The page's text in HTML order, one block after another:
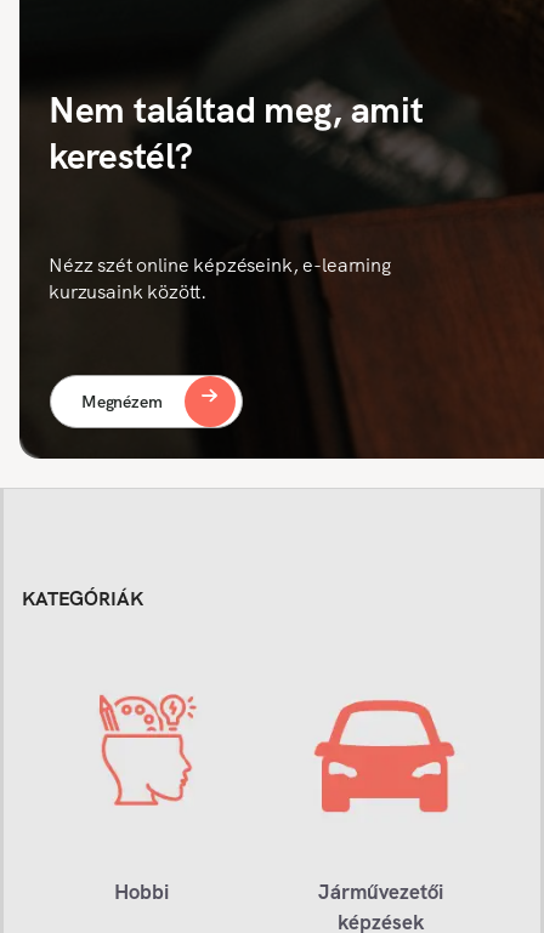
Nem találtad meg, amit
kerestél?
Nézz szét online képzéseink, e-learning
kurzusaink között.
Megnézem
KATEGÓRIÁK
Hobbi
Járművezetői
képzések